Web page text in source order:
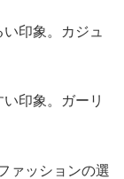
印象。カジュ
印象。ガーリ
ァッションの選